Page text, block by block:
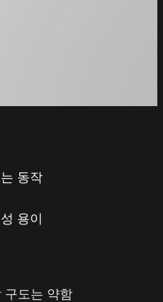
동작
용이
구도는 약함